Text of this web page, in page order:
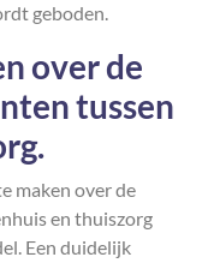
geboden.
over de
tussen
maken over de
en thuiszorg
Een duidelijk